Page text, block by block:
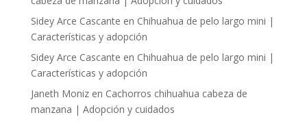
Sidey Arce Cascante en Chihuahua de pelo largo mini |
Características y adopción
Sidey Arce Cascante en Chihuahua de pelo largo mini |
Características y adopción
Janeth Monizen Cachorros chihuahua cabeza de
manzana | Adopción y cuidados